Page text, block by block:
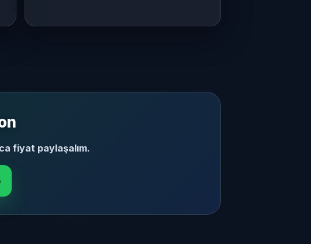
fiyat paylaşalım.